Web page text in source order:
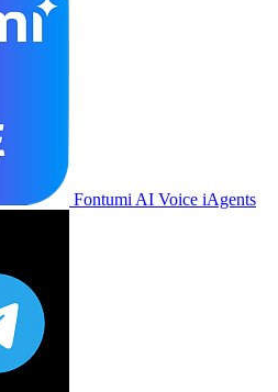
Fontumi AI Voice iAgents